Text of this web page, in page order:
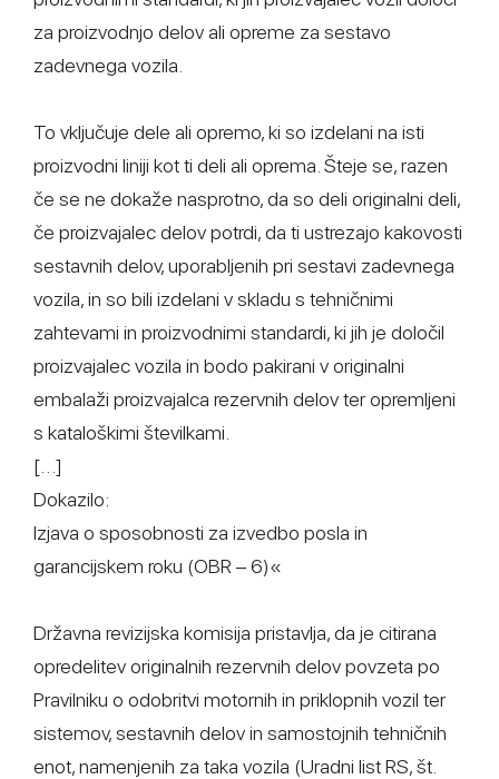
za proizvodnjo delov ali opreme za sestavo
zadevnega vozila.
To vključuje dele ali opremo, ki so izdelani na isti
proizvodni liniji kot ti deli ali oprema. Šteje se, razen
če se ne dokaže nasprotno, da so deli originalni deli,
če proizvajalec delov potrdi, da ti ustrezajo kakovosti
sestavnih delov, uporabljenih pri sestavi zadevnega
vozila, in so bili izdelani v skladu s tehničnimi
zahtevami in proizvodnimi standardi, ki jih je določil
proizvajalec vozila in bodo pakirani v originalni
embalaži proizvajalca rezervnih delov ter opremljeni
s kataloškimi številkami.
[…]
Dokazilo:
Izjava o sposobnosti za izvedbo posla in
garancijskem roku (OBR – 6)«
Državna revizijska komisija pristavlja, da je citirana
opredelitev originalnih rezervnih delov povzeta po
Pravilniku o odobritvi motornih in priklopnih vozil ter
sistemov, sestavnih delov in samostojnih tehničnih
enot, namenjenih za taka vozila (Uradni list RS, št.